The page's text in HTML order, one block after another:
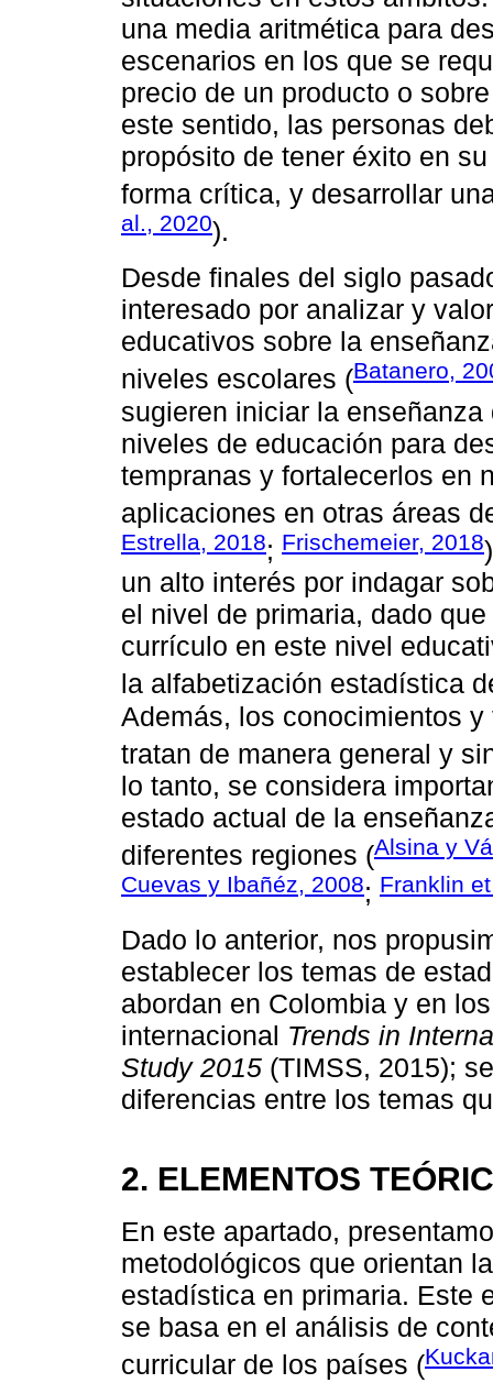
una media aritmética para
escenarios en los que se
precio de un producto o
este sentido, las personas
propósito de tener éxito en
forma crítica, y desarrollar
al., 2020).
Desde finales del siglo
interesado por analizar y
educativos sobre la
niveles escolares (Batanero,
sugieren iniciar la
niveles de educación para
tempranas y fortalecerlos en
aplicaciones en otras áreas
Estrella, 2018; Frischemeier, 2018
un alto interés por indagar
el nivel de primaria, dado
currículo en este nivel
la alfabetización estadística
Además, los conocimientos
tratan de manera general y
lo tanto, se considera
estado actual de la
diferentes regiones (Alsina y
Cuevas y Ibañéz, 2008; Franklin
Dado lo anterior, nos
establecer los temas de
abordan en Colombia y en
internacional Trends in
Study 2015 (TIMSS, 2015);
diferencias entre los temas
2. ELEMENTOS
En este apartado,
metodológicos que orientan
estadística en primaria. Este
se basa en el análisis de
curricular de los países (